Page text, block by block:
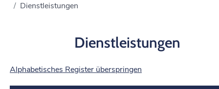
Dienstleistungen
Dienstleistungen
Alphabetisches Register überspringen